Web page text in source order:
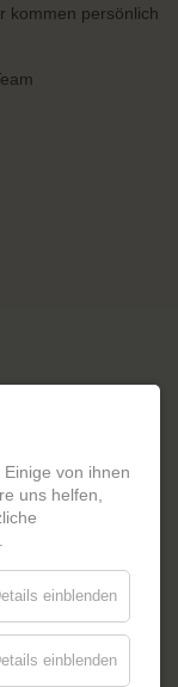
kommen persönlich
von ihnen
uns helfen,
einblenden
einblenden